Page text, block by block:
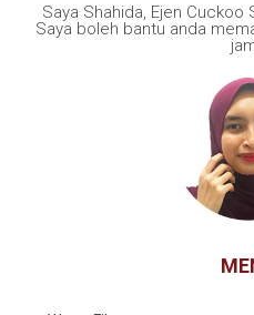
Saya Shahida, Ejen Cuckoo
Saya boleh bantu anda
jam